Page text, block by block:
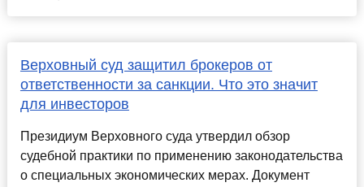
Верховный суд защитил брокеров от
ответственности за санкции. Что это значит
для инвесторов
Президиум Верховного суда утвердил обзор
судебной практики по применению законодательства
о специальных экономических мерах. Документ